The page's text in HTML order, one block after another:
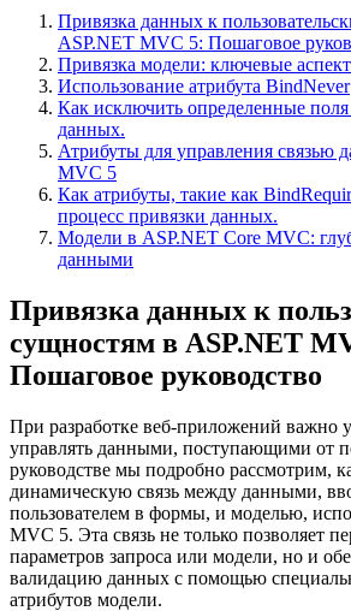
Привязка данных к
ASP.NET MVC 5: Пошаговое
Привязка модели: ключевые
Использование атрибута BindNever
Как исключить определенные
данных.
Атрибуты для управления связью
MVC 5
Как атрибуты, такие как
процесс привязки данных.
Модели в ASP.NET Core MVC:
данными
Привязка данных к
сущностям в ASP.NET
Пошаговое руководство
При разработке веб-приложений важно
управлять данными, поступающими от
руководстве мы подробно рассмотрим,
динамическую связь между данными,
пользователем в формы, и моделью,
MVC 5. Эта связь не только позволяет
параметров запроса или модели, но и
валидацию данных с помощью
атрибутов модели.